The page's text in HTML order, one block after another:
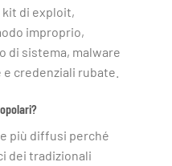
kit di exploit,
improprio,
di sistema, malware
credenziali rubate.
più diffusi perché
dei tradizionali